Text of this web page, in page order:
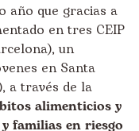
año que gracias a
en tres CEIP
un
en Santa
a través de la
alimenticios y
familias en riesgo